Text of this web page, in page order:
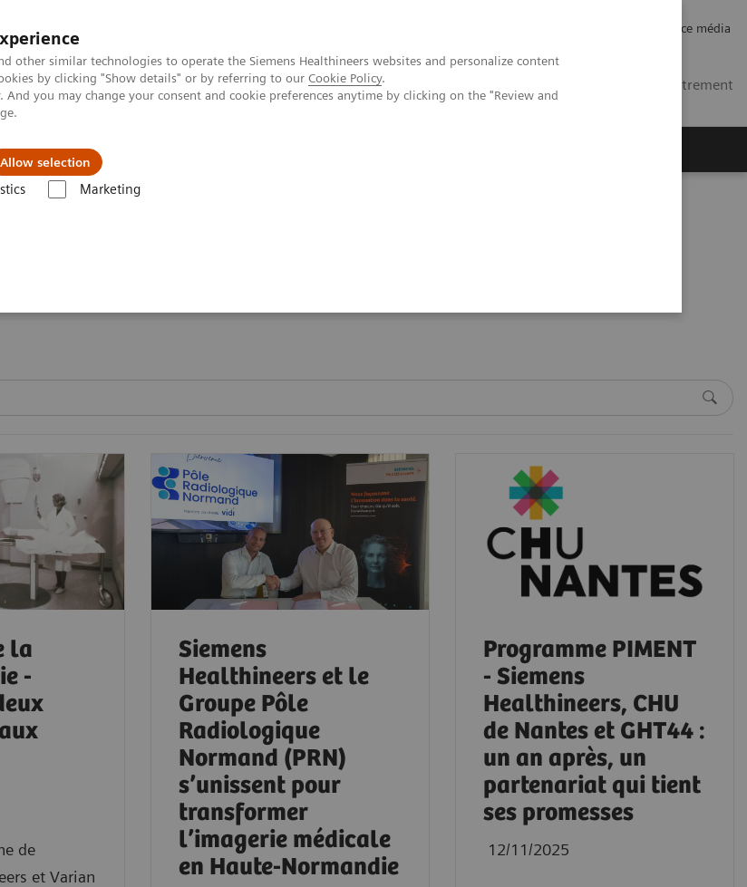
other similar technologies to operate the Siemens Healthineers websites and personalize content
by clicking "Show details" or by referring to our Cookie Policy.
you may change your consent and cookie preferences anytime by clicking on the "Review and
Allow selection
Marketing
Espace média
FR Se connecter / Enregistrement
& Accompagnement
la
-
de
et Varian
Siemens
Healthineers et le
Groupe Pôle
Radiologique
Normand (PRN)
s’unissent pour
transformer
l’imagerie médicale
en Haute-Normandie
Programme PIMENT
- Siemens
Healthineers, CHU
de Nantes et GHT44 :
un an après, un
partenariat qui tient
ses promesses
12/11/2025